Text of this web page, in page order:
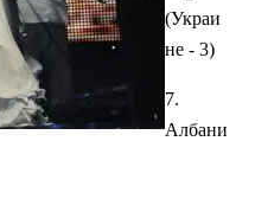
(Украи
не - 3)
7.
Албани